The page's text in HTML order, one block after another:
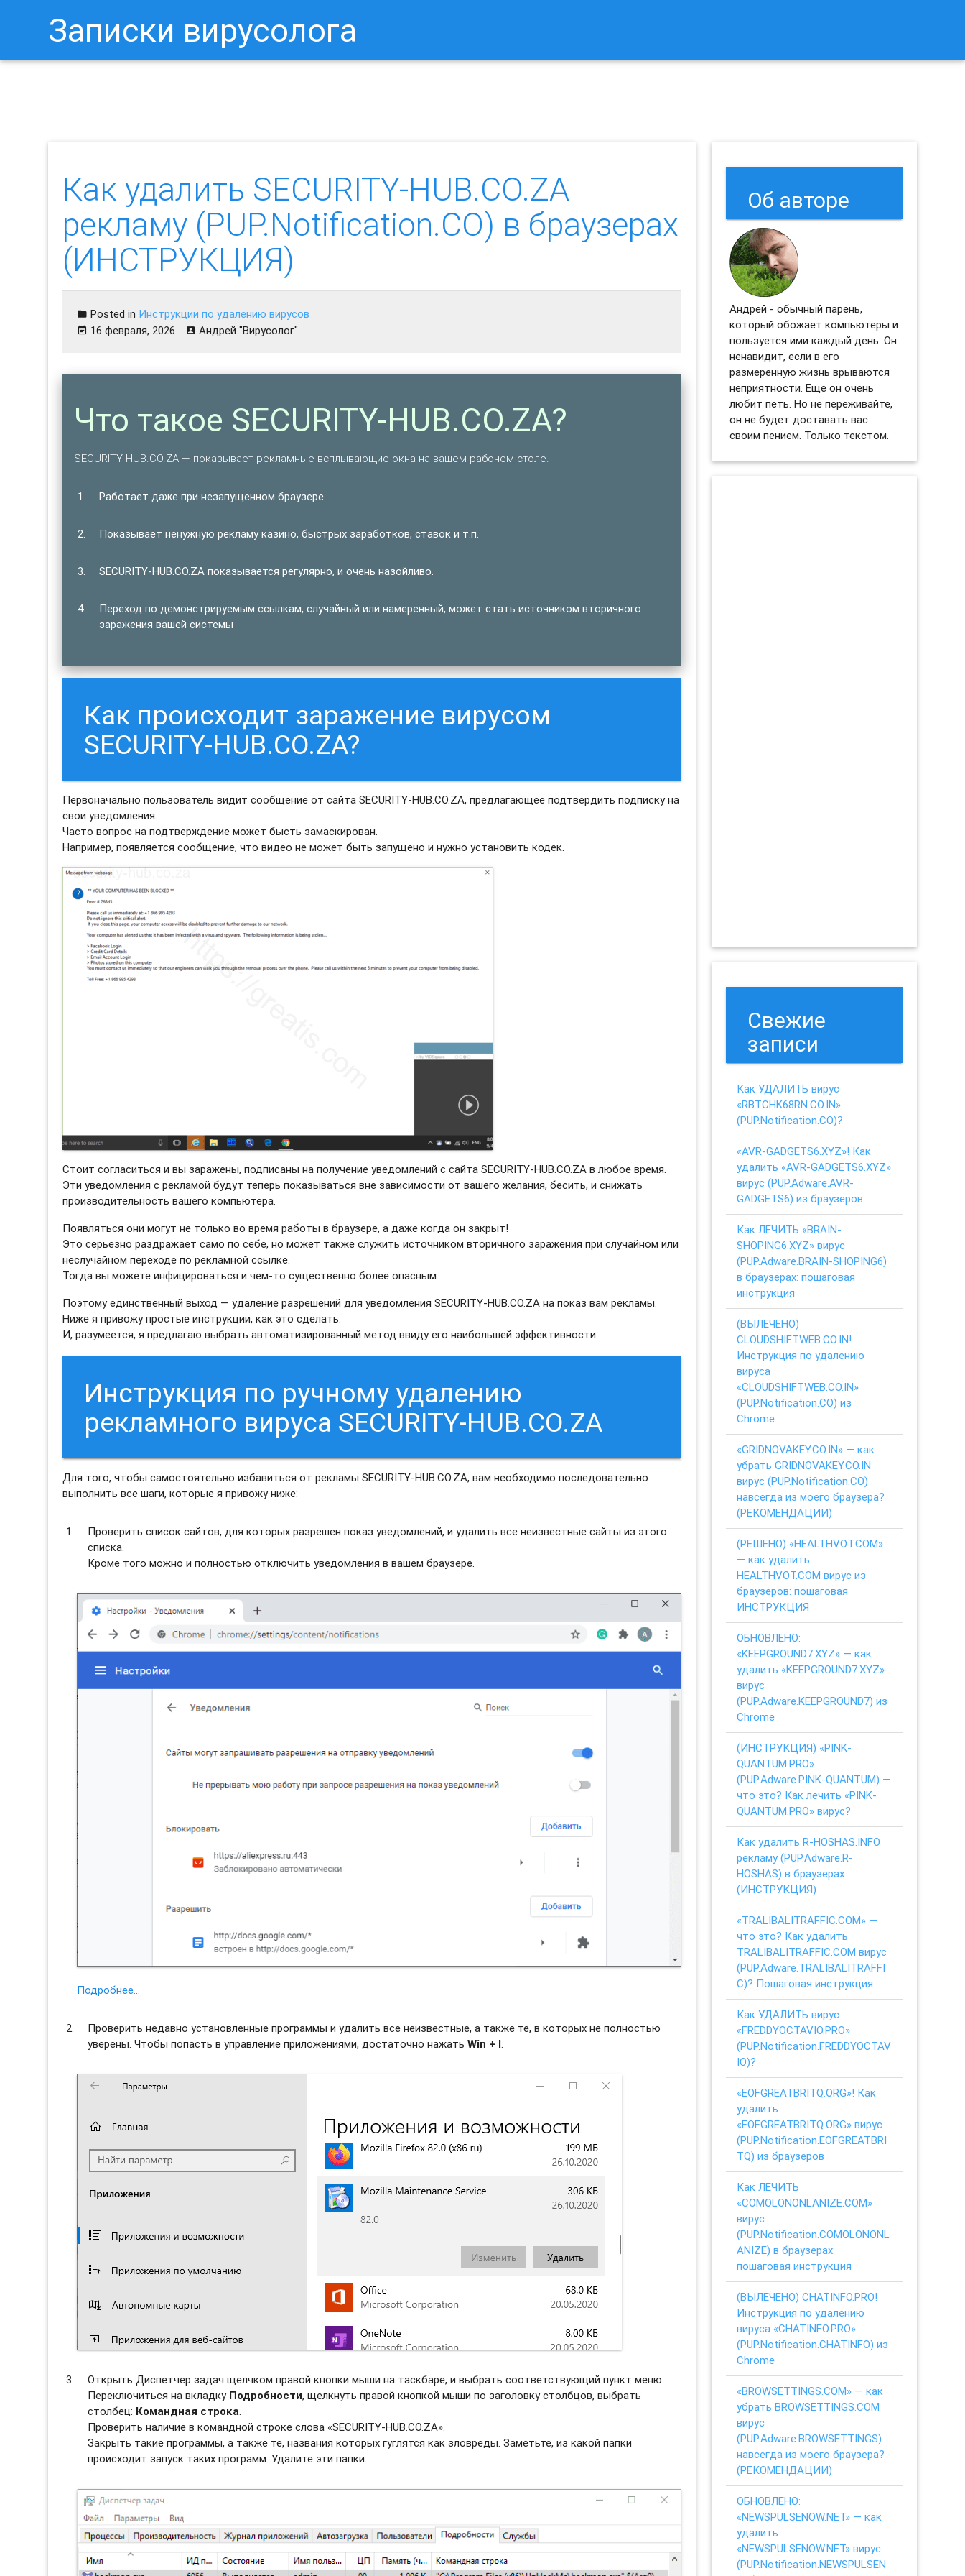
Записки вирусолога
Как удалить SECURITY-HUB.CO.ZA
рекламу (PUP.Notification.CO) в браузерах
(ИНСТРУКЦИЯ)
Posted in Инструкции по удалению вирусов
16 февраля, 2026
Андрей "Вирусолог"
Что такое SECURITY-HUB.CO.ZA?
SECURITY-HUB.CO.ZA — показывает рекламные всплывающие окна на вашем рабочем столе.
Работает даже при незапущенном браузере.
Показывает ненужную рекламу казино, быстрых заработков, ставок и т.п.
SECURITY-HUB.CO.ZA показывается регулярно, и очень назойливо.
Переход по демонстрируемым ссылкам, случайный или намеренный, может стать источником вторичного
заражения вашей системы
Как происходит заражение вирусом
SECURITY-HUB.CO.ZA?
Первоначально пользователь видит сообщение от сайта SECURITY-HUB.CO.ZA, предлагающее подтвердить подписку на
свои уведомления.
Часто вопрос на подтверждение может бысть замаскирован.
Например, появляется сообщение, что видео не может быть запущено и нужно установить кодек.
Стоит согласиться и вы заражены, подписаны на получение уведомлений с сайта SECURITY-HUB.CO.ZA в любое время.
Эти уведомления с рекламой будут теперь показываться вне зависимости от вашего желания, бесить, и снижать
производительность вашего компьютера.
Появляться они могут не только во время работы в браузере, а даже когда он закрыт!
Это серьезно раздражает само по себе, но может также служить источником вторичного заражения при случайном или
неслучайном переходе по рекламной ссылке.
Тогда вы можете инфицироваться и чем-то существенно более опасным.
Поэтому единственный выход — удаление разрешений для уведомления SECURITY-HUB.CO.ZA на показ вам рекламы.
Ниже я привожу простые инструкции, как это сделать.
И, разумеется, я предлагаю выбрать автоматизированный метод ввиду его наибольшей эффективности.
Инструкция по ручному удалению
рекламного вируса SECURITY-HUB.CO.ZA
Для того, чтобы самостоятельно избавиться от рекламы SECURITY-HUB.CO.ZA, вам необходимо последовательно
выполнить все шаги, которые я привожу ниже:
Проверить список сайтов, для которых разрешен показ уведомлений, и удалить все неизвестные сайты из этого
списка.
Кроме того можно и полностью отключить уведомления в вашем браузере.
Подробнее…
Проверить недавно установленные программы и удалить все неизвестные, а также те, в которых не полностью
уверены. Чтобы попасть в управление приложениями, достаточно нажатьWin + I
Открыть Диспетчер задач щелчком правой кнопки мыши на таскбаре, и выбрать соотвeтствующий пункт меню.
Переключиться на вкладку Подробности, щелкнуть правой кнопкой мыши по заголовку столбцов, выбрать
столбец: Командная строка
Проверить наличие в командной строке слова «SECURITY-HUB.CO.ZA».
Закрыть такие программы, а также те, названия которых гуглятся как зловреды. Заметьте, из какой папки
происходит запуск таких программ. Удалите эти папки.
Об авторе
Андрей - обычный парень,
который обожает компьютеры и
пользуется ими каждый день. Он
ненавидит, если в его
размеренную жизнь врываются
неприятности. Еще он очень
любит петь. Но не переживайте,
он не будет доставать вас
своим пением. Только текстом.
Свежие
записи
Как УДАЛИТЬ вирус
«RBTCHK68RN.CO.IN»
(PUP.Notification.CO)?
«AVR-GADGETS6.XYZ»! Как
удалить «AVR-GADGETS6.XYZ»
вирус (PUP.Adware.AVR-
GADGETS6) из браузеров
Как ЛЕЧИТЬ «BRAIN-
SHOPING6.XYZ» вирус
(PUP.Adware.BRAIN-SHOPING6)
в браузерах: пошаговая
инструкция
(ВЫЛЕЧЕНО)
CLOUDSHIFTWEB.CO.IN!
Инструкция по удалению
вируса
«CLOUDSHIFTWEB.CO.IN»
(PUP.Notification.CO) из
Chrome
«GRIDNOVAKEY.CO.IN» — как
убрать GRIDNOVAKEY.CO.IN
вирус (PUP.Notification.CO)
навсегда из моего браузера?
(РЕКОМЕНДАЦИИ)
(РЕШЕНО) «HEALTHVOT.COM»
— как удалить
HEALTHVOT.COM вирус из
браузеров: пошаговая
ИНСТРУКЦИЯ
ОБНОВЛЕНО:
«KEEPGROUND7.XYZ» — как
удалить «KEEPGROUND7.XYZ»
вирус
(PUP.Adware.KEEPGROUND7) из
Chrome
(ИНСТРУКЦИЯ) «PINK-
QUANTUM.PRO»
(PUP.Adware.PINK-QUANTUM) —
что это? Как лечить «PINK-
QUANTUM.PRO» вирус?
Как удалить R-HOSHAS.INFO
рекламу (PUP.Adware.R-
HOSHAS) в браузерах
(ИНСТРУКЦИЯ)
«TRALIBALITRAFFIC.COM» —
что это? Как удалить
TRALIBALITRAFFIC.COM вирус
(PUP.Adware.TRALIBALITRAFFI
C)? Пошаговая инструкция
Как УДАЛИТЬ вирус
«FREDDYOCTAVIO.PRO»
(PUP.Notification.FREDDYOCTAV
IO)?
«EOFGREATBRITQ.ORG»! Как
удалить
«EOFGREATBRITQ.ORG» вирус
(PUP.Notification.EOFGREATBRI
TQ) из браузеров
Как ЛЕЧИТЬ
«COMOLONONLANIZE.COM»
вирус
(PUP.Notification.COMOLONONL
ANIZE) в браузерах:
пошаговая инструкция
(ВЫЛЕЧЕНО) CHATINFO.PRO!
Инструкция по удалению
вируса «CHATINFO.PRO»
(PUP.Notification.CHATINFO) из
Chrome
«BROWSETTINGS.COM» — как
убрать BROWSETTINGS.COM
вирус
(PUP.Adware.BROWSETTINGS)
навсегда из моего браузера?
(РЕКОМЕНДАЦИИ)
ОБНОВЛЕНО:
«NEWSPULSENOW.NET» — как
удалить
«NEWSPULSENOW.NET» вирус
(PUP.Notification.NEWSPULSEN